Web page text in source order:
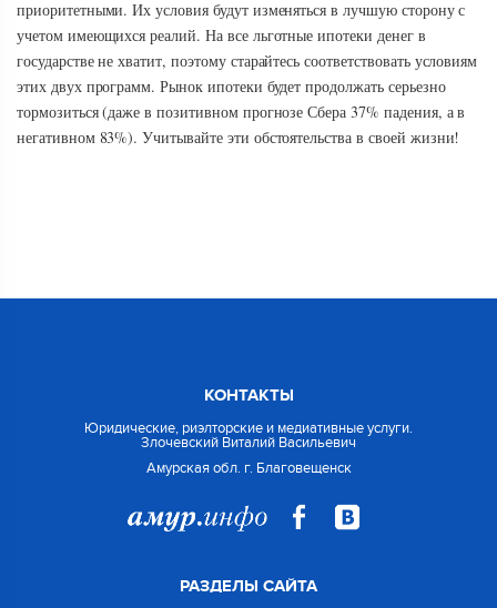
приоритетными. Их условия будут изменяться в лучшую сторону с
учетом имеющихся реалий. На все льготные ипотеки денег в
государстве не хватит, поэтому старайтесь соответствовать условиям
этих двух программ. Рынок ипотеки будет продолжать серьезно
тормозиться (даже в позитивном прогнозе Сбера 37% падения, а в
негативном 83%). Учитывайте эти обстоятельства в своей жизни!
КОНТАКТЫ
Юридические, риэлторские и медиативные услуги.
Злочевский Виталий Васильевич
Амурская обл. г. Благовещенск
РАЗДЕЛЫ САЙТА